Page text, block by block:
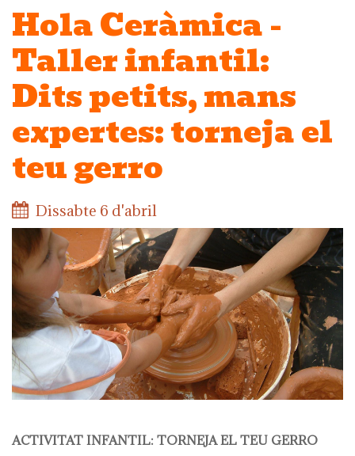
Hola Ceràmica -
Taller infantil:
Dits petits, mans
expertes: torneja el
teu gerro
Dissabte 6 d'abril
ACTIVITAT INFANTIL: TORNEJA EL TEU GERRO